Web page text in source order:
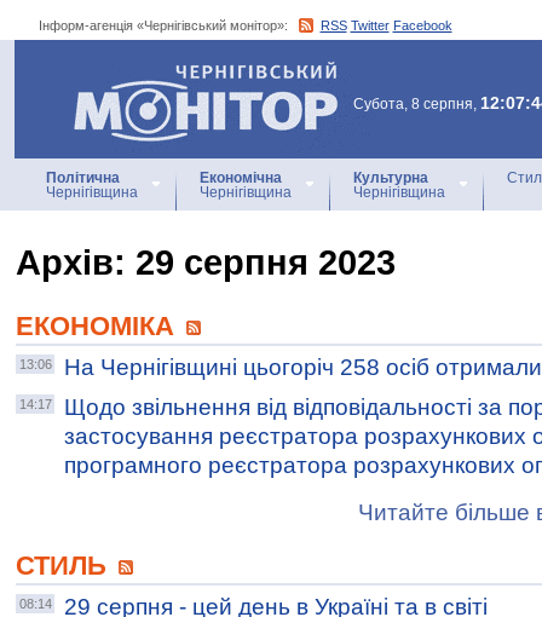
Інформ-агенція «Чернігівський монітор»: RSS Twitter Facebook
Інформ-агенція
«Чернігівський монітор»
Субота, 8 серпня,
Політична
Чернігівщина
Економічна
Чернігівщина
Культурна
Чернігівщина
Архiв: 29 серпня 2023
ЕКОНОМІКА
13:06 На Чернігівщині цьогоріч 258 осіб
14:17
Щодо звільнення від відповідальності за
застосування реєстратора розрахункових
програмного реєстратора розрахункових
Читайте більше
СТИЛЬ
08:14 29 серпня - цей день в Україні та в світі